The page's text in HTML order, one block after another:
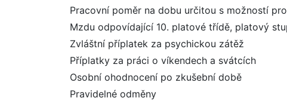
Pracovní poměr na dobu určitou s možností
Mzdu odpovídající 10. platové třídě, platový
Zvláštní příplatek za psychickou zátěž
Příplatky za práci o víkendech a svátcích
Osobní ohodnocení po zkušební době
Pravidelné odměny